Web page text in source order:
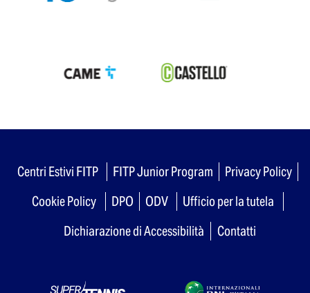
Centri Estivi FITP FITP Junior Program
Privacy Policy
Cookie Policy
DPO ODV
Ufficio per la tutela
Dichiarazione di Accessibilità
Contatti